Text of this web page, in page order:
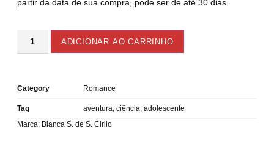
partir da data de sua compra, pode ser de até 30 dias.
ADICIONAR AO CARRINHO
Category Romance
Tag
aventura; ciência; adolescente
Marca: Bianca S. de S. Cirilo